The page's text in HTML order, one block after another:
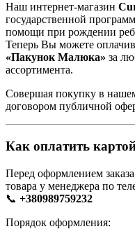
Наш интернет-магазин
государственной
помощи при рождении
Теперь Вы можете
«Пакунок Малюка» за
ассортимента.
Совершая покупку в
договором публичной
Как оплатить
Перед оформлением
товара у менеджера по
📞 +380989759232
Порядок оформления: